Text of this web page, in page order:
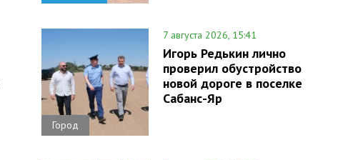
Город
7 августа 2026, 15:41
Игорь Редькин лично
проверил обустройство
новой дороге в поселке
Сабанс-Яр